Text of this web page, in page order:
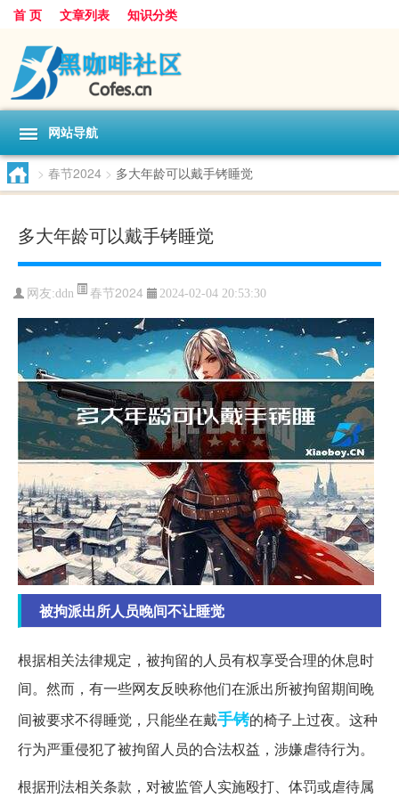
首 页 文章列表 知识分类
网站导航
> 春节2024 > 多大年龄可以戴手铐睡觉
多大年龄可以戴手铐睡觉
网友:ddn 春节2024 2024-02-04 20:53:30
被拘派出所人员晚间不让睡觉
根据相关法律规定，被拘留的人员有权享受合理的休息时
间。然而，有一些网友反映称他们在派出所被拘留期间晚
间被要求不得睡觉，只能坐在戴手铐的椅子上过夜。这种
行为严重侵犯了被拘留人员的合法权益，涉嫌虐待行为。
根据刑法相关条款，对被监管人实施殴打、体罚或虐待属